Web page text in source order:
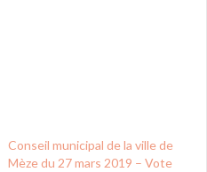
Conseil municipal de la ville de
Mèze du 27 mars 2019 – Vote